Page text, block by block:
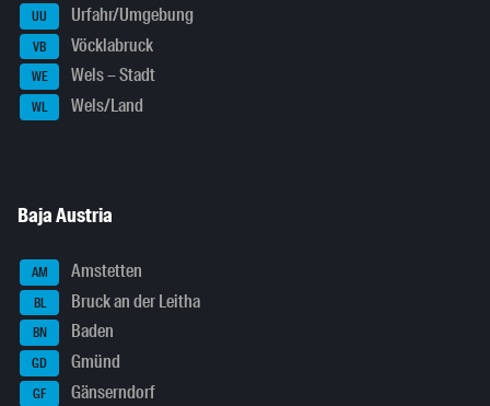
UU Urfahr/Umgebung
VB Vöcklabruck
WE Wels – Stadt
WL Wels/Land
Baja Austria
AM Amstetten
BL Bruck an der Leitha
BN Baden
GD Gmünd
GF Gänserndorf